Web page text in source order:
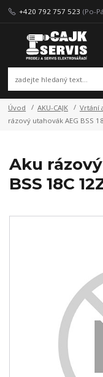
+420 792 757 523 (Po-
Úvod AKU-CAJK Vrtání
rázový utahovák AEG BSS
Aku
BSS 18C